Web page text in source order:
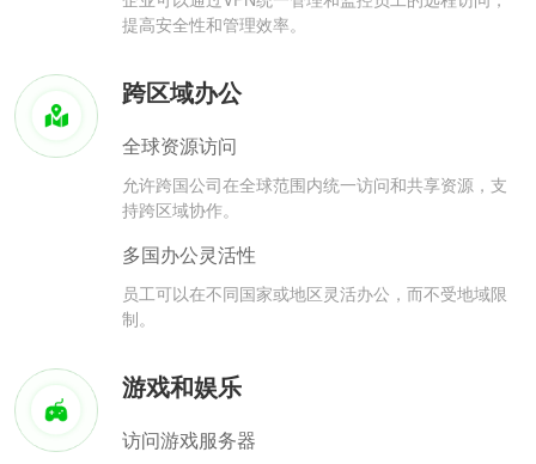
提高安全性和管理效率。
跨区域办公
全球资源访问
允许跨国公司在全球范围内统一访问和共享资源，支
持跨区域协作。
多国办公灵活性
员工可以在不同国家或地区灵活办公，而不受地域限
制。
游戏和娱乐
访问游戏服务器